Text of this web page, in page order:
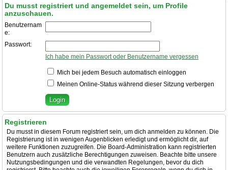
Du musst registriert und angemeldet sein, um Profile
anzuschauen.
Benutzernam
e:
Passwort:
Ich habe mein Passwort oder Benutzername vergessen
Mich bei jedem Besuch automatisch einloggen
Meinen Online-Status während dieser Sitzung verbergen
Registrieren
Du musst in diesem Forum registriert sein, um dich anmelden zu können. Die
Registrierung ist in wenigen Augenblicken erledigt und ermöglicht dir, auf
weitere Funktionen zuzugreifen. Die Board-Administration kann registrierten
Benutzern auch zusätzliche Berechtigungen zuweisen. Beachte bitte unsere
Nutzungsbedingungen und die verwandten Regelungen, bevor du dich